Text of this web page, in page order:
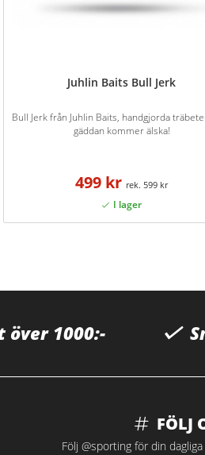
Juhlin Baits Bull Jerk
Bull Jerk från Juhlin Baits, handgjorda
gäddan kommer älska!
499 kr 599 kr
1000:-
FÖLJ
Följ @sporting för din